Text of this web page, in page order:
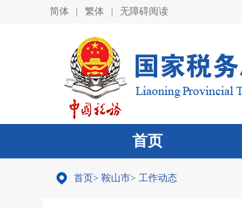
简体 繁体 无障碍阅读
首页
首页> 鞍山市> 工作动态